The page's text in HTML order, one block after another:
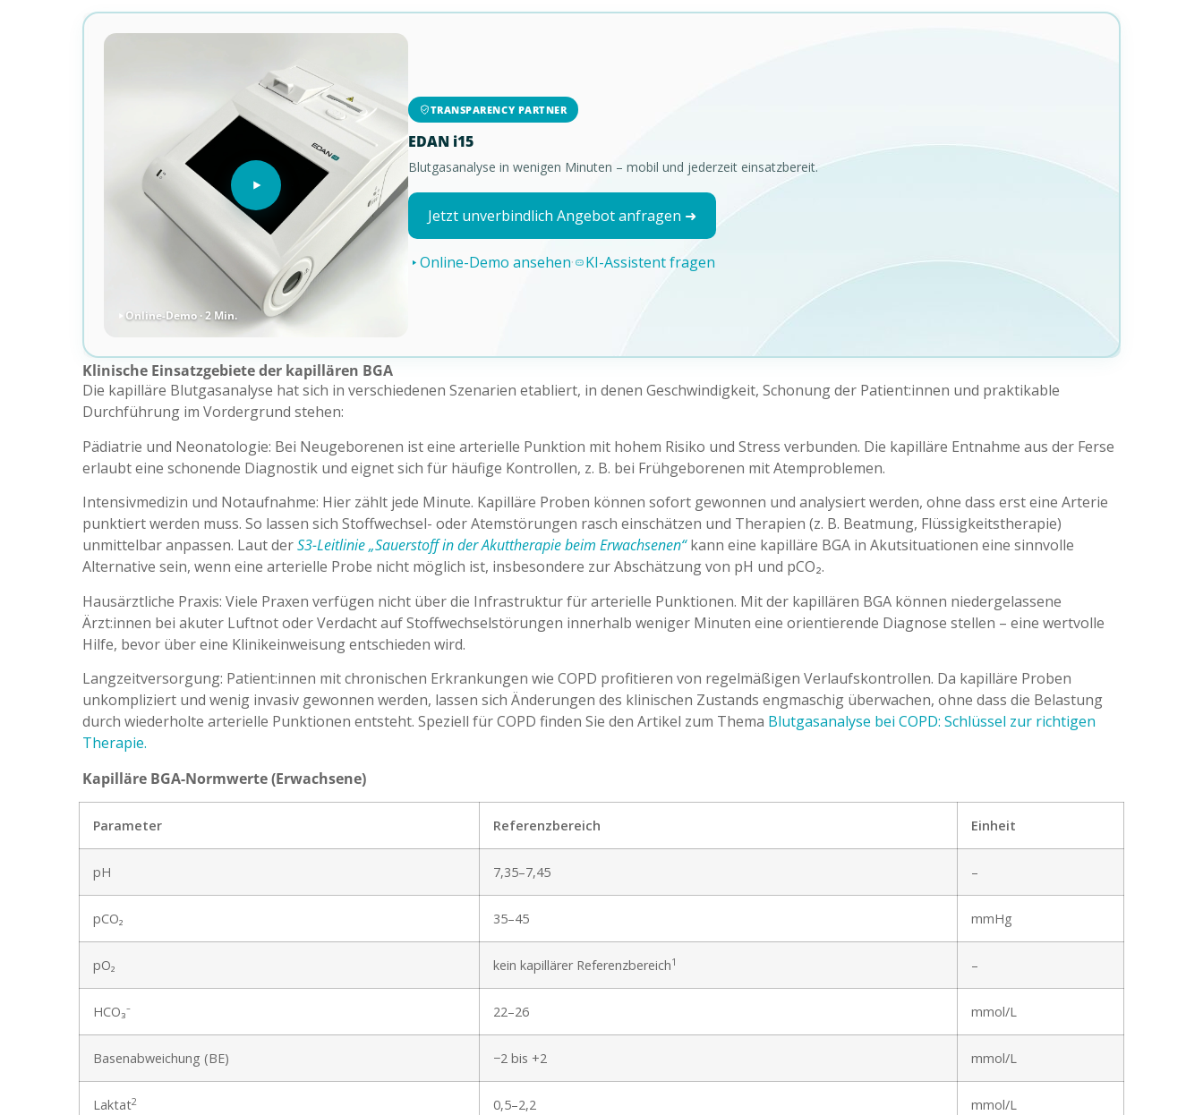
Online-Demo · 2 Min.
TRANSPARENCY PARTNER
EDAN i15
Blutgasanalyse in wenigen Minuten – mobil und jederzeit einsatzbereit.
Jetzt unverbindlich Angebot anfragen ➜
Online-Demo ansehen· KI-Assistent fragen
Klinische Einsatzgebiete der kapillären BGA
Die kapilläre Blutgasanalyse hat sich in verschiedenen Szenarien etabliert, in denen Geschwindigkeit, Schonung der Patient:innen und praktikable
Durchführung im Vordergrund stehen:
Pädiatrie und Neonatologie: Bei Neugeborenen ist eine arterielle Punktion mit hohem Risiko und Stress verbunden. Die kapilläre Entnahme aus der Ferse
erlaubt eine schonende Diagnostik und eignet sich für häufige Kontrollen, z. B. bei Frühgeborenen mit Atemproblemen.
Intensivmedizin und Notaufnahme: Hier zählt jede Minute. Kapilläre Proben können sofort gewonnen und analysiert werden, ohne dass erst eine Arterie
punktiert werden muss. So lassen sich Stoffwechsel- oder Atemstörungen rasch einschätzen und Therapien (z. B. Beatmung, Flüssigkeitstherapie)
unmittelbar anpassen. Laut derS3-Leitlinie „Sauerstoff in der Akuttherapie beim Erwachsenen“kann eine kapilläre BGA in Akutsituationen eine sinnvolle
Alternative sein, wenn eine arterielle Probe nicht möglich ist, insbesondere zur Abschätzung von pH und pCO₂.
Hausärztliche Praxis: Viele Praxen verfügen nicht über die Infrastruktur für arterielle Punktionen. Mit der kapillären BGA können niedergelassene
Ärzt:innen bei akuter Luftnot oder Verdacht auf Stoffwechselstörungen innerhalb weniger Minuten eine orientierende Diagnose stellen – eine wertvolle
Hilfe, bevor über eine Klinikeinweisung entschieden wird.
Langzeitversorgung: Patient:innen mit chronischen Erkrankungen wie COPD profitieren von regelmäßigen Verlaufskontrollen. Da kapilläre Proben
unkompliziert und wenig invasiv gewonnen werden, lassen sich Änderungen des klinischen Zustands engmaschig überwachen, ohne dass die Belastung
durch wiederholte arterielle Punktionen entsteht. Speziell für COPD finden Sie den Artikel zum Thema Blutgasanalyse bei COPD: Schlüssel zur richtigen
Therapie.
Kapilläre BGA-Normwerte (Erwachsene)
Parameter Referenzbereich Einheit
pH 7,35–7,45 –
pCO₂ 35–45 mmHg
pO₂ kein kapillärer Referenzbereich1 –
HCO₃⁻ 22–26 mmol/L
Basenabweichung (BE) −2 bis +2 mmol/L
Laktat2 0,5–2,2 mmol/L